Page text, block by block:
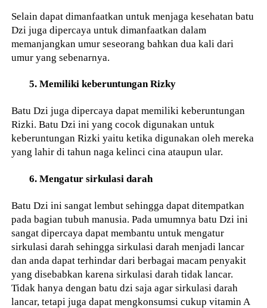
Selain dapat dimanfaatkan untuk menjaga kesehatan batu
Dzi juga dipercaya untuk dimanfaatkan dalam
memanjangkan umur seseorang bahkan dua kali dari
umur yang sebenarnya.
5. Memiliki keberuntungan Rizky
Batu Dzi juga dipercaya dapat memiliki keberuntungan
Rizki. Batu Dzi ini yang cocok digunakan untuk
keberuntungan Rizki yaitu ketika digunakan oleh mereka
yang lahir di tahun naga kelinci cina ataupun ular.
6. Mengatur sirkulasi darah
Batu Dzi ini sangat lembut sehingga dapat ditempatkan
pada bagian tubuh manusia. Pada umumnya batu Dzi ini
sangat dipercaya dapat membantu untuk mengatur
sirkulasi darah sehingga sirkulasi darah menjadi lancar
dan anda dapat terhindar dari berbagai macam penyakit
yang disebabkan karena sirkulasi darah tidak lancar.
Tidak hanya dengan batu dzi saja agar sirkulasi darah
lancar, tetapi juga dapat mengkonsumsi cukup vitamin A